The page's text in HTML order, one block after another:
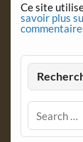
Ce site
savoir plus